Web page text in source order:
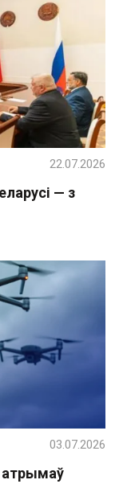
— з
22.07.2026
атрымаў
03.07.2026